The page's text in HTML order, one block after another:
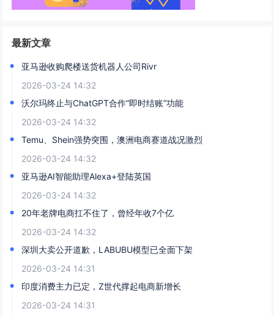
最新文章
亚马逊收购爬楼送货机器人公司Rivr
2026-03-24 14:32
沃尔玛终止与ChatGPT合作“即时结账”功能
2026-03-24 14:32
Temu、Shein强势突围，澳洲电商赛道战况激烈
2026-03-24 14:32
亚马逊AI智能助理Alexa+登陆英国
2026-03-24 14:32
20年老牌电商扛不住了，曾经年收7个亿
2026-03-24 14:32
深圳大卖公开道歉，LABUBU模型已全面下架
2026-03-24 14:31
印度消费主力已定，Z世代撑起电商新增长
2026-03-24 14:31